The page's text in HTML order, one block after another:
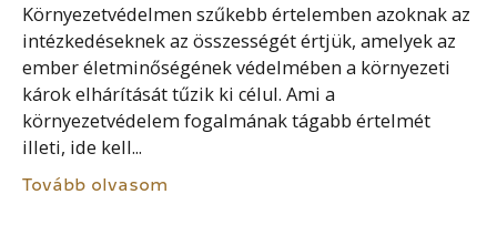
Környezetvédelmen szűkebb értelemben azoknak az
intézkedéseknek az összességét értjük, amelyek az
ember életminőségének védelmében a környezeti
károk elhárítását tűzik ki célul. Ami a
környezetvédelem fogalmának tágabb értelmét
illeti, ide kell...
Tovább olvasom